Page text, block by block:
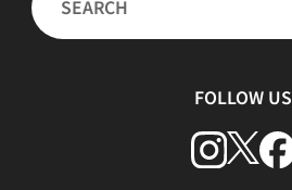
FOLLOW US